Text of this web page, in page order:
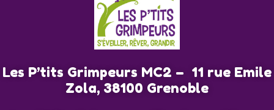
Les P’tits Grimpeurs MC2 – 11 rue Emile
Zola, 38100 Grenoble